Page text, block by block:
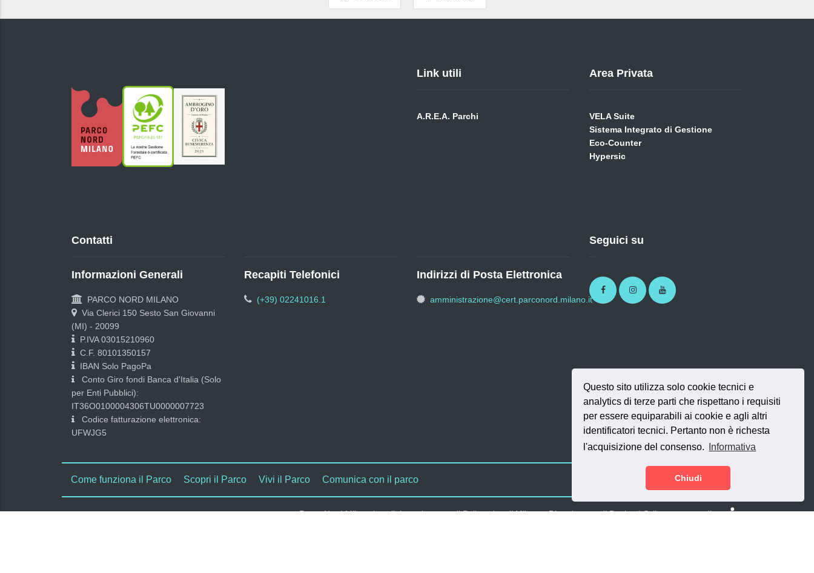
Questo sito utilizza solo cookie tecnici e
analytics di terze parti che rispettano i requisiti
per essere equiparabili ai cookie e agli altri
identificatori tecnici. Pertanto non è richesta
l'acquisizione del consenso.
Informativa
Chiudi
Link utili
A.R.E.A. Parchi
Area Privata
VELA Suite
Sistema Integrato di Gestione
Eco-Counter
Hypersic
Contatti
Informazioni Generali
PARCO NORD MILANO
Via Clerici 150 Sesto San Giovanni
(MI) - 20099
P.IVA 03015210960
C.F. 80101350157
IBAN Solo PagoPa
Conto Giro fondi Banca d'Italia (Solo
per Enti Pubblici):
IT36O0100004306TU0000007723
Codice fatturazione elettronica:
UFWJG5
Recapiti Telefonici
(+39) 02241016.1
Indirizzi di Posta Elettronica
amministrazione@cert.parconord.milano.it
Seguici su
FacebookInstagramYoutube
Come funziona il Parco Scopri il Parco Vivi il Parco Comunica con il parco
Parco Nord Milano in collaborazione con il Politecnico di Milano - Dipartimento di Design | Sviluppo a cura di SI.NET Servizi